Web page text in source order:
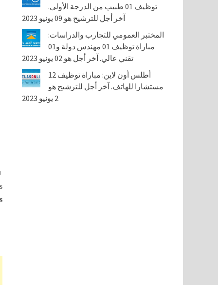
توظيف 01 طبيب من الدرجة الأولى.
آخر أجل للترشيح هو 09 يونيو 2023
المختبر العمومي للتجارب والدراسات:
مباراة توظيف 01 مهندس دولة و01
تقني عالي. آخر أجل هو 02 يونيو 2023
أطلس أون لاين: مباراة توظيف 12
مستشارا للهاتف. آخر أجل للترشيح هو
2 يونيو 2023